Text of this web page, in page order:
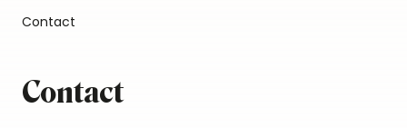
Contact
Contact